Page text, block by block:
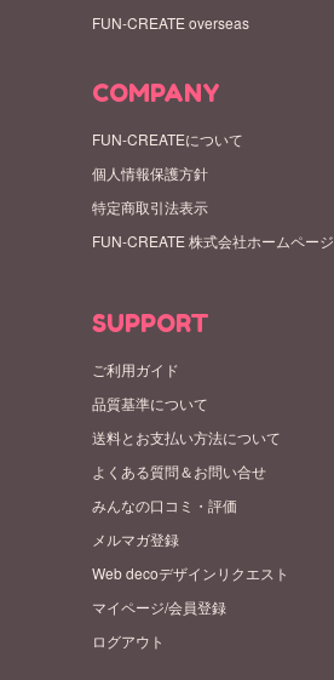
FUN-CREATE overseas
COMPANY
FUN-CREATEについて
個人情報保護方針
特定商取引法表示
FUN-CREATE 株式会社ホームページ
SUPPORT
ご利用ガイド
品質基準について
送料とお支払い方法について
よくある質問＆お問い合せ
みんなの口コミ・評価
メルマガ登録
Web decoデザインリクエスト
マイページ/会員登録
ログアウト